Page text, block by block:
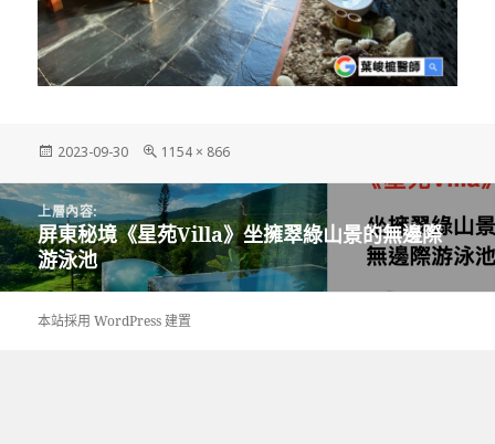
發
日
期:
2023-09-30
完
尺
寸
1154 × 866
文
章
導
覽
上層內容:
屏東秘境《星苑Villa》坐擁翠綠山景的無邊際
游泳池
本站採用 WordPress 建置